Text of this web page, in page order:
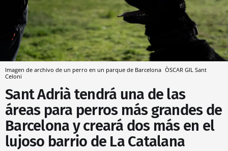
Imagen de archivo de un perro en un parque de Barcelona ÒSCAR GIL Sant
Celoni
Sant Adrià tendrá una de las
áreas para perros más grandes de
Barcelona y creará dos más en el
lujoso barrio de La Catalana